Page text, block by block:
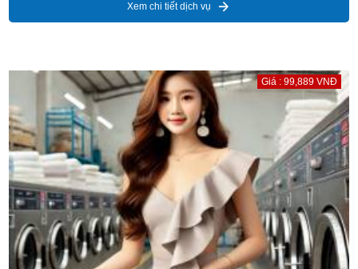
Xem chi tiết dịch vụ
Giá : 99,889 VNĐ